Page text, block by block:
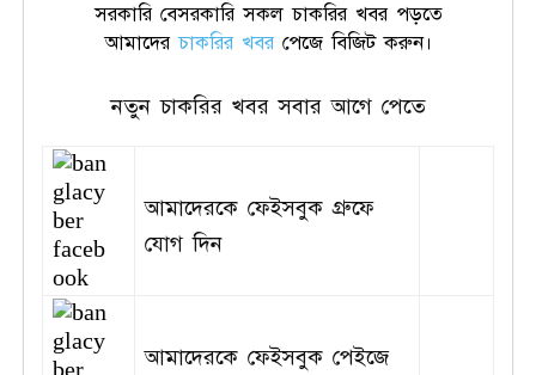
সরকারি বেসরকারি সকল চাকরির খবর পড়তে
আমাদেরচাকরির খবরপেজে বিজিট করুন।
নতুন চাকরির খবর সবার আগে পেতে
আমাদেরকে ফেইসবুক গ্রুফে
যোগ দিন
আমাদেরকে ফেইসবুক পেইজে